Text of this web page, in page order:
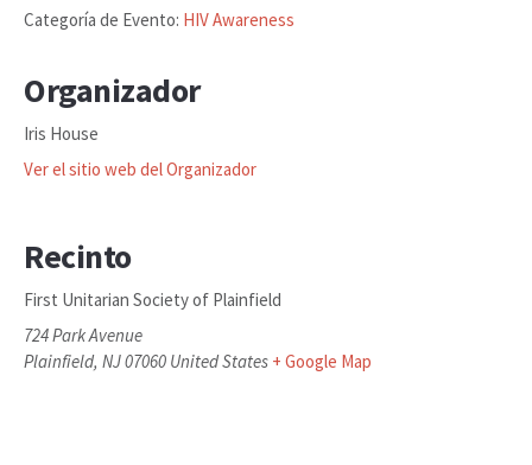
Categoría de Evento: HIV Awareness
Organizador
Iris House
Ver el sitio web del Organizador
Recinto
First Unitarian Society of Plainfield
724 Park Avenue
Plainfield, NJ07060 United States + Google Map